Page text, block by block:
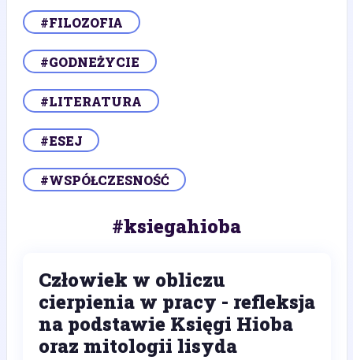
#FILOZOFIA
#GODNEŻYCIE
#LITERATURA
#ESEJ
#WSPÓŁCZESNOŚĆ
#ksiegahioba
Człowiek w obliczu
cierpienia w pracy - refleksja
na podstawie Księgi Hioba
oraz mitologii lisyda